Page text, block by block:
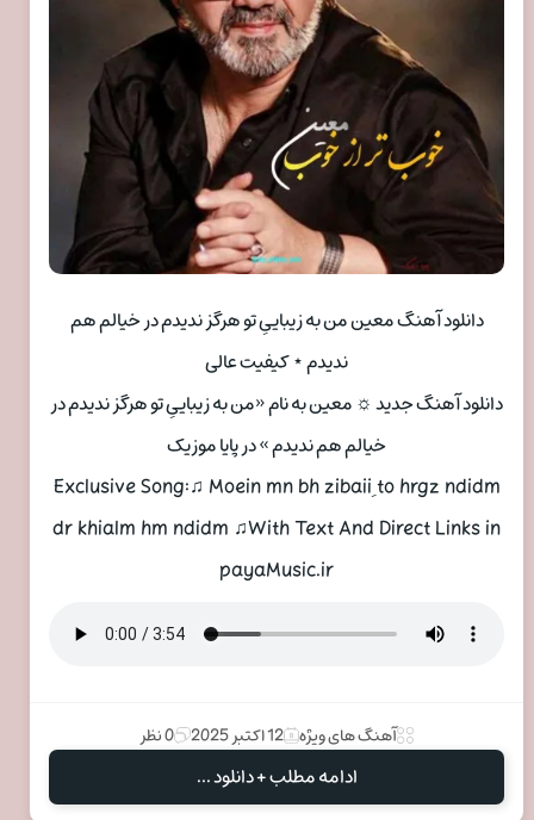
دانلود آهنگ معین من به زیباییِ تو هرگز ندیدم در خیالم هم
ندیدم ⋆ کیفیت عالی
دانلود آهنگ جدید ☼ معین به نام «من به زیباییِ تو هرگز ندیدم در
خیالم هم ندیدم » در پایا موزیک
Exclusive Song:♫ Moein mn bh zibaiiِ to hrgz ndidm
dr khialm hm ndidm ♫With Text And Direct Links in
payaMusic.ir
آهنگ های ویژه 12 اکتبر 2025 0 نظر
ادامه مطلب + دانلود ...